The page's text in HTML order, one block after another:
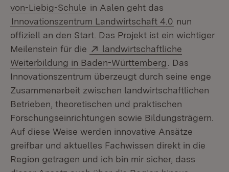
von-Liebig-Schule (Öffnet in neuem Fenster)
in Aalen geht das
Innovationszentrum Landwirtschaft 4.0 nun
offiziell an den Start. Das Projekt ist ein wichtiger
Meilenstein für die
Extern:
landwirtschaftliche
Weiterbildung in Baden-Württemberg (Öffnet in
. Das
Innovationszentrum überzeugt durch seine enge
Zusammenarbeit zwischen landwirtschaftlichen
Betrieben, theoretischen und praktischen
Forschungseinrichtungen sowie Bildungsträgern.
Auf diese Weise werden innovative Ansätze
greifbar und aktuelles Fachwissen direkt in die
Region getragen und ich bin mir sicher, dass